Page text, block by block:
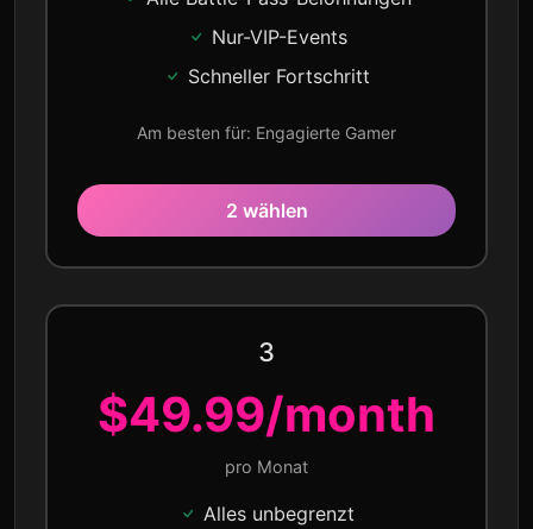
Nur-VIP-Events
Schneller Fortschritt
Am besten für: Engagierte Gamer
2 wählen
3
$49.99/month
pro Monat
Alles unbegrenzt